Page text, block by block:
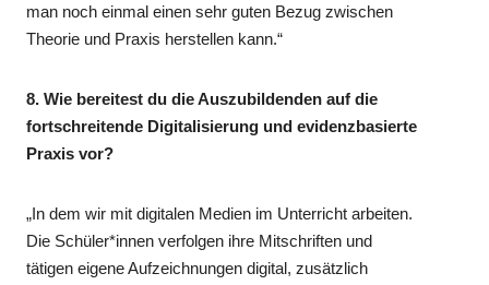
man noch einmal einen sehr guten Bezug zwischen
Theorie und Praxis herstellen kann.“
8. Wie bereitest du die Auszubildenden auf die
fortschreitende Digitalisierung und evidenzbasierte
Praxis vor?
„In dem wir mit digitalen Medien im Unterricht arbeiten.
Die Schüler*innen verfolgen ihre Mitschriften und
tätigen eigene Aufzeichnungen digital, zusätzlich